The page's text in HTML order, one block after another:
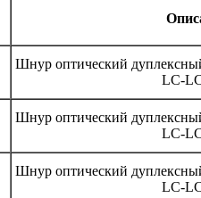
Шнур оптический
LC-
Шнур оптический
LC-
Шнур оптический
LC-